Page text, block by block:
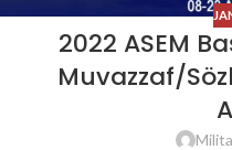
2022 ASEM
Muvazzaf/